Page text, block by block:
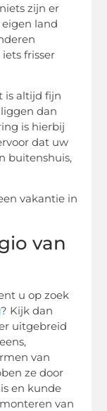
zijn er
land
frisser
is altijd fijn
dan
is hierbij
dat uw
buitenshuis,
vakantie in
van
u op zoek
? Kijk dan
uitgebreid
van
ze door
en kunde
van